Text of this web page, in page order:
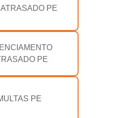
ATRASADO PE
PE
PE